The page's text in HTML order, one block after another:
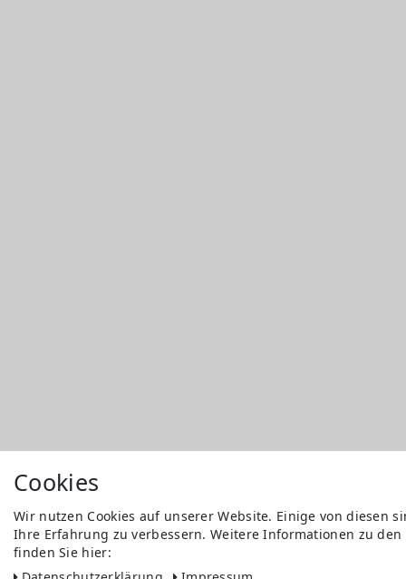
Cookies
Wir nutzen Cookies auf unserer Website. Einige von diesen
Ihre Erfahrung zu verbessern. Weitere Informationen zu
finden Sie hier: